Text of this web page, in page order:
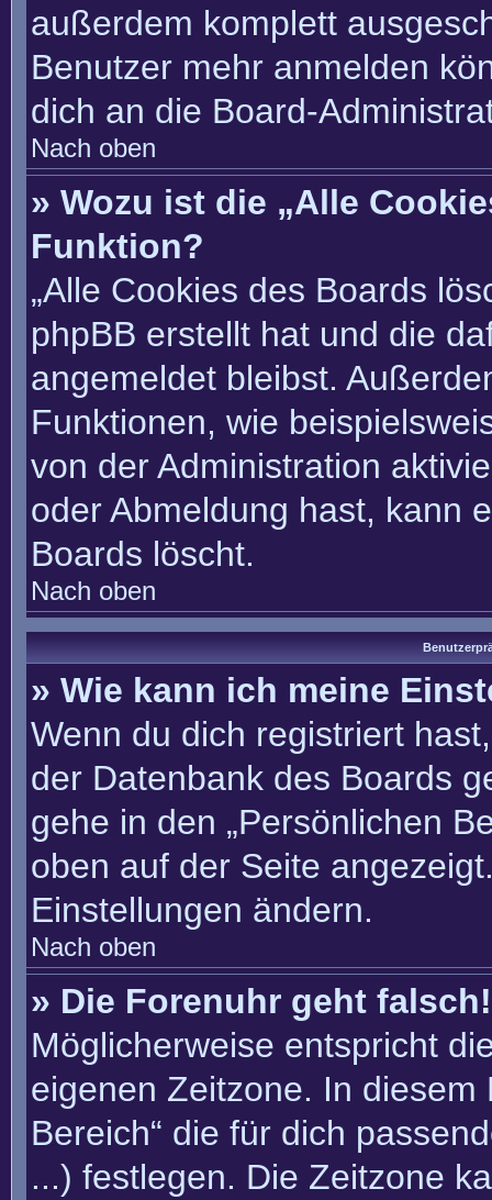
außerdem komplett
Benutzer mehr anmelden
dich an die Board-
Nach oben
» Wozu ist die „Alle
Funktion?
„Alle Cookies des Boards
phpBB erstellt hat und die
angemeldet bleibst.
Funktionen, wie
von der Administration
oder Abmeldung hast, kann
Boards löscht.
Nach oben
» Wie kann ich meine
Wenn du dich registriert
der Datenbank des Boards
gehe in den „Persönlichen
oben auf der Seite
Einstellungen ändern.
Nach oben
» Die Forenuhr geht falsch!
Möglicherweise entspricht
eigenen Zeitzone. In diesem
Bereich“ die für dich
...) festlegen. Die Zeitzone